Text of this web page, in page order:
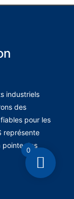
industriels
des
pour les
représente
pointe des
0